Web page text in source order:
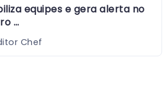
equipes e gera alerta no
…
Chef